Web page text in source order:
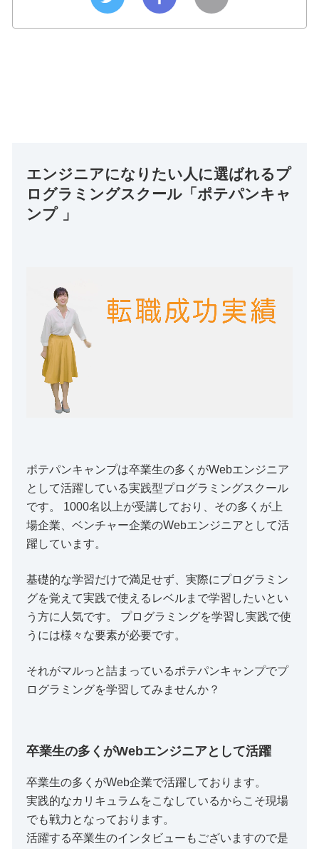
エンジニアになりたい人に選ばれるプ
ログラミングスクール「ポテパンキャ
ンプ 」
ポテパンキャンプは卒業生の多くがWebエンジニア
として活躍している実践型プログラミングスクール
です。 1000名以上が受講しており、その多くが上
場企業、ベンチャー企業のWebエンジニアとして活
躍しています。
基礎的な学習だけで満足せず、実際にプログラミン
グを覚えて実践で使えるレベルまで学習したいとい
う方に人気です。 プログラミングを学習し実践で使
うには様々な要素が必要です。
それがマルっと詰まっているポテパンキャンプでプ
ログラミングを学習してみませんか？
卒業生の多くがWebエンジニアとして活躍
卒業生の多くがWeb企業で活躍しております。
実践的なカリキュラムをこなしているからこそ現場
でも戦力となっております。
活躍する卒業生のインタビューもございますので是